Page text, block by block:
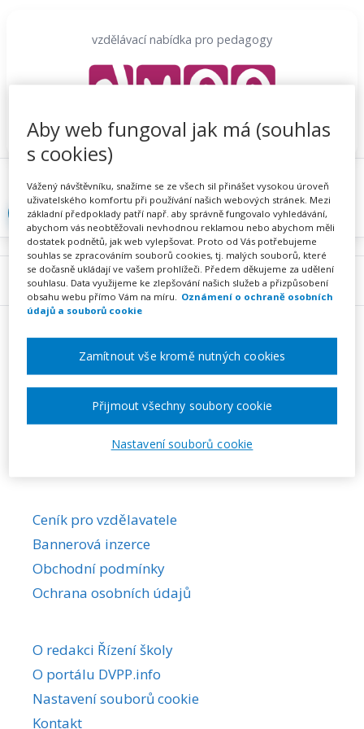
vzdělávací nabídka pro pedagogy
Proč se registrovat Hlídací sojka
Registrace
Přihlásit
Požadovaná akce nebyla nalezena.
Menu
Ceník pro vzdělavatele
Bannerová inzerce
Obchodní podmínky
Ochrana osobních údajů
O redakci Řízení školy
O portálu DVPP.info
Nastavení souborů cookie
Kontakt
Aby web fungoval jak má (souhlas
s cookies)
Vážený návštěvníku, snažíme se ze všech sil přinášet vysokou úroveň
uživatelského komfortu při používání našich webových stránek. Mezi
základní předpoklady patří např. aby správně fungovalo vyhledávání,
abychom vás neobtěžovali nevhodnou reklamou nebo abychom měli
dostatek podnětů, jak web vylepšovat. Proto od Vás potřebujeme
souhlas se zpracováním souborů cookies, tj. malých souborů, které
se dočasně ukládají ve vašem prohlížeči. Předem děkujeme za udělení
souhlasu. Data využijeme ke zlepšování našich služeb a přizpůsobení
obsahu webu přímo Vám na míru. Oznámení o ochraně osobních
údajů a souborů cookie
Nastavení souborů cookie
Zamítnout vše kromě nutných cookies
Přijmout všechny soubory cookie